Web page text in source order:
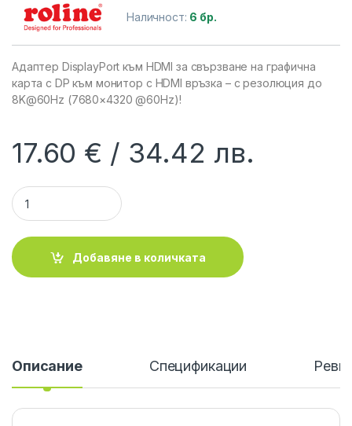
Наличност: 6 бр.
Адаптер DisplayPort към HDMI за свързване на графична
карта с DP към монитор с HDMI връзка – с резолюция до
8K@60Hz (7680×4320 @60Hz)!
17.60 € 34.42 лв.
ROLINE 12.03.3159 :: DisplayPort-HDMI кабелен адаптер,
Добавяне в количката
Описание Спецификации